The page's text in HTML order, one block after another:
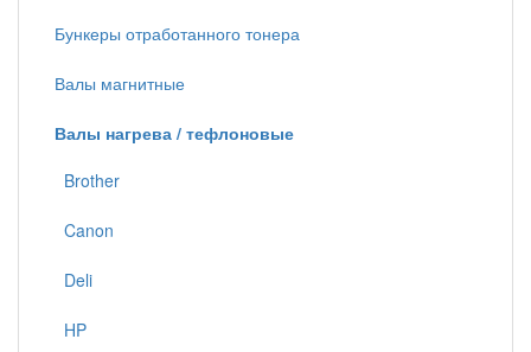
Бункеры отработанного тонера
Валы магнитные
Валы нагрева / тефлоновые
Brother
Canon
Deli
HP